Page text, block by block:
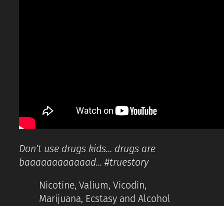
Don’t use drugs kids… drugs are
baaaaaaaaaaaad… #truestory
Nicotine, Valium, Vicodin,
Marijuana, Ecstasy and Alcohol